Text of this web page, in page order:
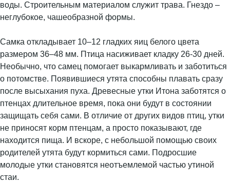
воды. Строительным материалом служит трава. Гнездо –
неглубокое, чашеобразной формы.
Самка откладывает 10–12 гладких яиц белого цвета
размером 36–48 мм. Птица насиживает кладку 26-30 дней.
Необычно, что самец помогает выкармливать и заботиться
о потомстве. Появившиеся утята способны плавать сразу
после высыхания пуха. Древесные утки Итона заботятся о
птенцах длительное время, пока они будут в состоянии
защищать себя сами. В отличие от других видов птиц, утки
не приносят корм птенцам, а просто показывают, где
находится пища. И вскоре, с небольшой помощью своих
родителей утята будут кормиться сами. Подросшие
молодые утки становятся неотъемлемой частью утиной
стаи.